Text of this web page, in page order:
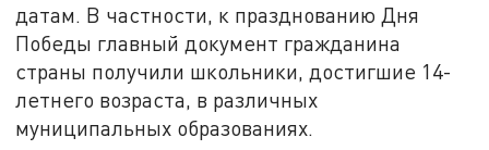
датам. В частности, к празднованию Дня
Победы главный документ гражданина
страны получили школьники, достигшие 14-
летнего возраста, в различных
муниципальных образованиях.